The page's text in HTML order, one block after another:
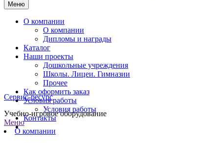
Меню
О компании
О компании
Дипломы и награды
Каталог
Наши проекты
Дошкольные учреждения
Школы. Лицеи. Гимназии
Прочее
Как оформить заказ
Условия работы
Условия работы
Контакты
Сервис-ресурс
Учебно-игровое оборудование
Меню
О компании